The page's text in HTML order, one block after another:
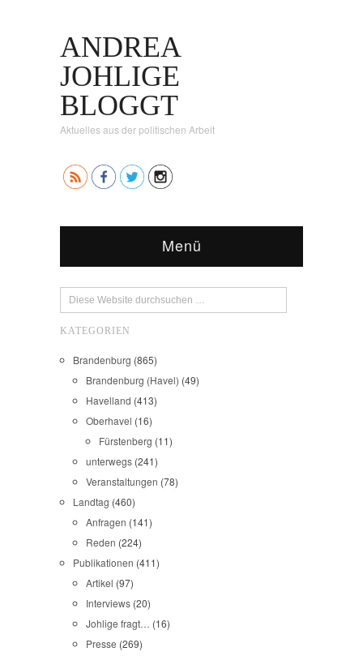
ANDREA
JOHLIGE
BLOGGT
Aktuelles aus der politischen Arbeit
Menü
KATEGORIEN
Brandenburg (865)
Brandenburg (Havel) (49)
Havelland (413)
Oberhavel (16)
Fürstenberg (11)
unterwegs (241)
Veranstaltungen (78)
Landtag (460)
Anfragen (141)
Reden (224)
Publikationen (411)
Artikel (97)
Interviews (20)
Johlige fragt… (16)
Presse (269)